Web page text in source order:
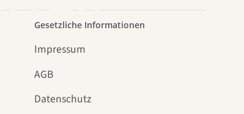
Gesetzliche Informationen
Impressum
AGB
Datenschutz